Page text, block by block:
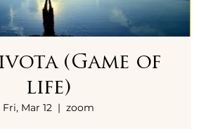
(Game of
life)
Fri, Mar 12
  |
zoom